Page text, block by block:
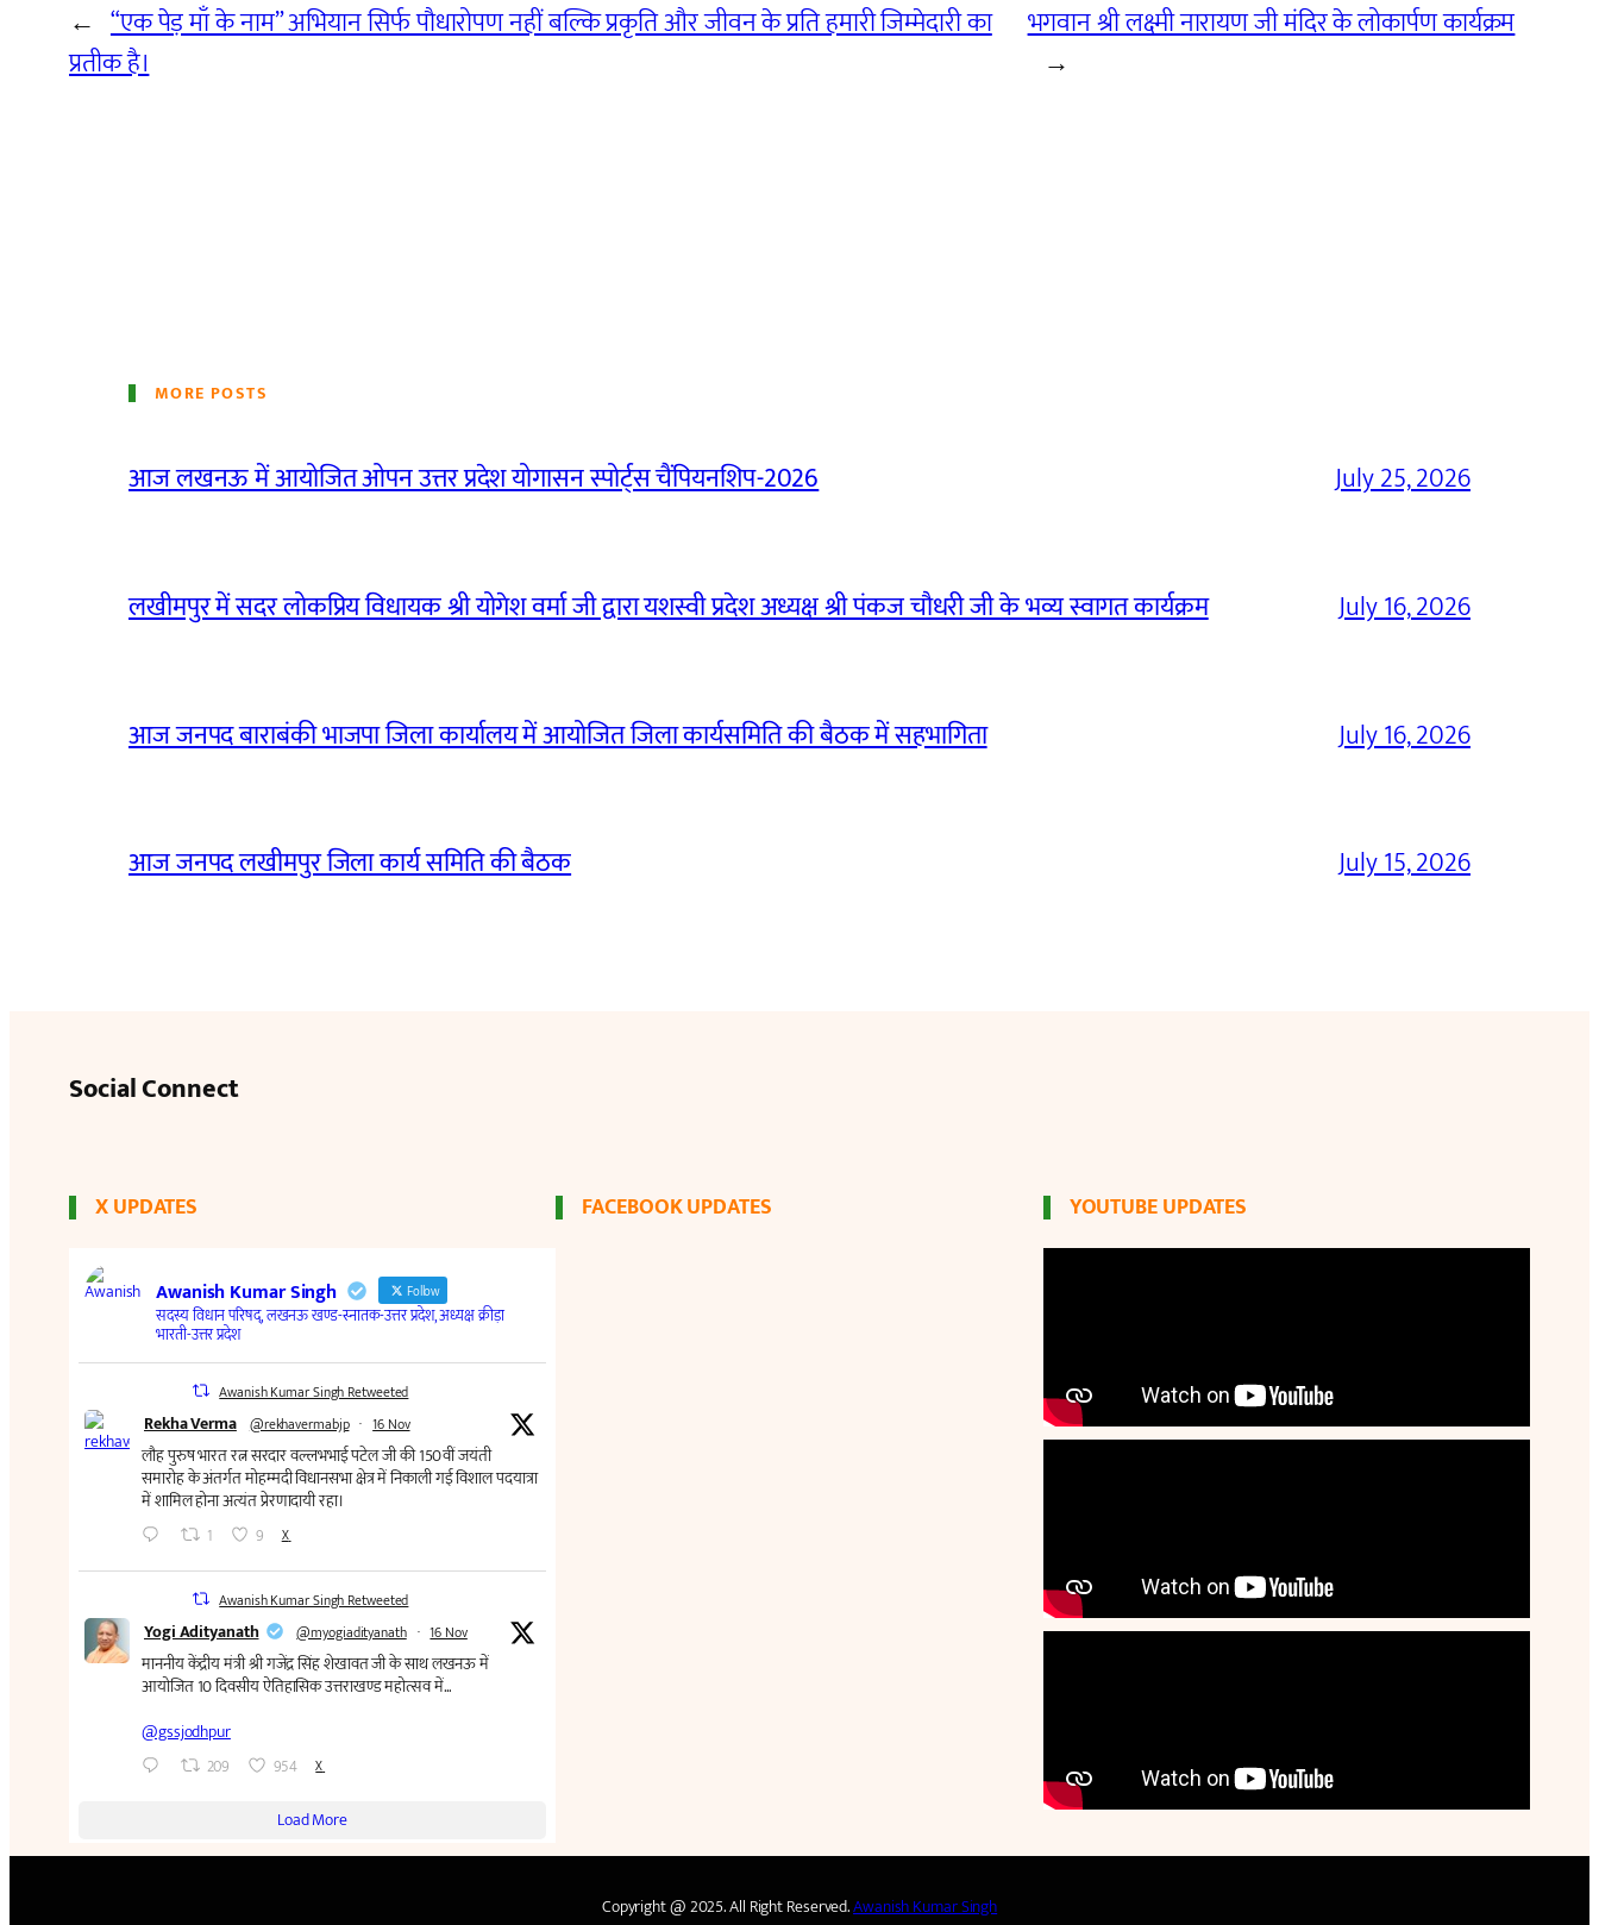
← “एक पेड़ माँ के नाम” अभियान सिर्फ पौधारोपण नहीं बल्कि प्रकृति और जीवन के प्रति हमारी जिम्मेदारी का
प्रतीक है।
भगवान श्री लक्ष्मी नारायण जी मंदिर के लोकार्पण कार्यक्रम
→
MORE POSTS
आज लखनऊ में आयोजित ओपन उत्तर प्रदेश योगासन स्पोर्ट्स चैंपियनशिप-2026 July 25, 2026
लखीमपुर में सदर लोकप्रिय विधायक श्री योगेश वर्मा जी द्वारा यशस्वी प्रदेश अध्यक्ष श्री पंकज चौधरी जी के भव्य स्वागत कार्यक्रम July 16, 2026
आज जनपद बाराबंकी भाजपा जिला कार्यालय में आयोजित जिला कार्यसमिति की बैठक में सहभागिता July 16, 2026
आज जनपद लखीमपुर जिला कार्य समिति की बैठक July 15, 2026
Social Connect
X UPDATES FACEBOOK UPDATES YOUTUBE UPDATES
Copyright @ 2025. All Right Reserved.Awanish Kumar Singh